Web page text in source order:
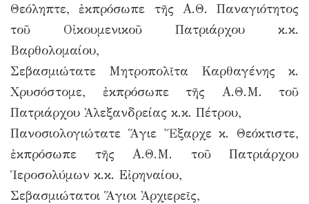
Θεόληπτε, ἐκπρόσωπε τῆς Α.Θ. Παναγιότητος
τοῦ Οἰκουμενικοῦ Πατριάρχου κ.κ.
Βαρθολομαίου,
Σεβασμιώτατε Μητροπολῖτα Καρθαγένης κ.
Χρυσόστομε, ἐκπρόσωπε τῆς Α.Θ.Μ. τοῦ
Πατριάρχου Ἀλεξανδρείας κ.κ. Πέτρου,
Πανοσιολογιώτατε Ἅγιε Ἔξαρχε κ. Θεόκτιστε,
ἐκπρόσωπε τῆς Α.Θ.Μ. τοῦ Πατριάρχου
Ἱεροσολύμων κ.κ. Εἰρηναίου,
Σεβασμιώτατοι Ἅγιοι Ἀρχιερεῖς,